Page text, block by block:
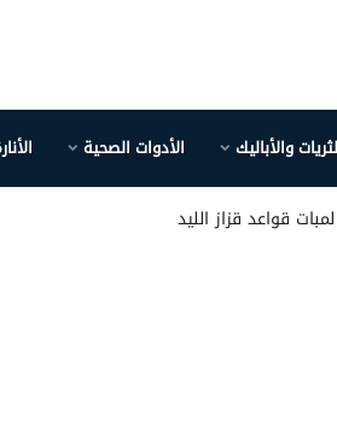
والأباليك الأدوات الصحية
لمبات قواعد قزاز الليد